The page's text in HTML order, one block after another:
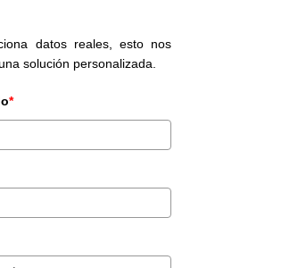
datos reales, esto nos
solución personalizada.
*